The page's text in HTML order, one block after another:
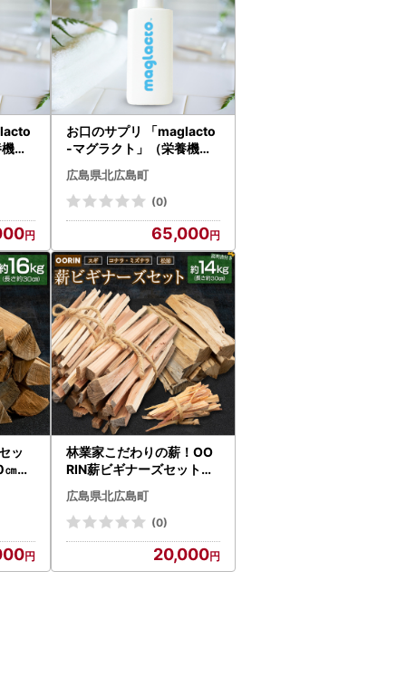
能
お口のサプリ 「maglacto
-マグラクト」（栄養機能
食品） 18ml × 4本セット_
GE113_002
広島県北広島町
(0)
65,000
ッ
）
林業家こだわりの薪！OO
RIN薪ビギナーズセット約1
4kg 説明書付き OR056_0
01
広島県北広島町
(0)
20,000